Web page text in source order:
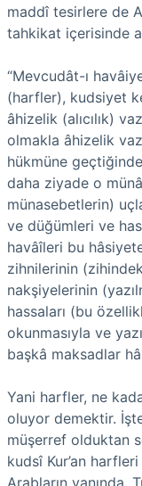
maddî tesirlere de
tahkikat içerisinde
“Mevcudât-ı
(harfler), kudsiyet
âhizelik (alıcılık)
olmakla âhizelik
hükmüne
daha ziyade o
münasebetlerin)
ve düğümleri ve
havâîleri bu
zihnilerinin
nakşiyelerinin
hassaları (bu
okunmasıyla ve
başkâ maksadlar
Yani harfler, ne
oluyor demektir.
müşerref olduktan
kudsî Kur’an
Arabların yanında,